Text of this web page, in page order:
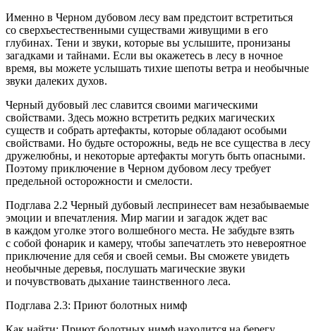
Именно в Черном дубовом лесу вам предстоит встретиться
со сверхъестественными существами живущими в его
глубинах. Тени и звуки, которые вы услышите, пронизаны
загадками и тайнами. Если вы окажетесь в лесу в ночное
время, вы можете услышать тихие шепоты ветра и необычные
звуки далеких духов.
Черный дубовый лес славится своими магическими
свойствами. Здесь можно встретить редких магических
существ и собрать артефакты, которые обладают особыми
свойствами. Но будьте осторожны, ведь не все существа в лесу
дружелюбны, и некоторые артефакты могуть быть опасными.
Поэтому приключение в Черном дубовом лесу требует
предельной осторожности и смелости.
Подглава 2.2 Черный дубовый леспринесет вам незабываемые
эмоции и впечатления. Мир магии и загадок ждет вас
в каждом уголке этого волшебного места. Не забудьте взять
с собой фонарик и камеру, чтобы запечатлеть это невероятное
приключение для себя и своей семьи. Вы сможете увидеть
необычные деревья, послушать магические звуки
и почувствовать дыхание таинственного леса.
Подглава 2.3: Приют болотных нимф